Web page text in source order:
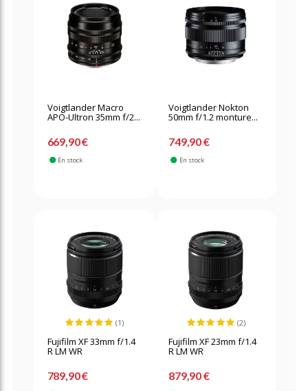
Voigtlander Macro
APO-Ultron 35mm f/2...
669,90 €
En stock
Voigtlander Nokton
50mm f/1.2 monture...
749,90 €
En stock
(1)
Fujifilm XF 33mm f/1.4
R LM WR
789,90 €
(2)
Fujifilm XF 23mm f/1.4
R LM WR
879,90 €